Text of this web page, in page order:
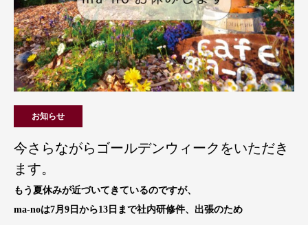
お知らせ
今さらながらゴールデンウィークをいただき
ます。
もう夏休みが近づいてきているのですが、
ma-noは7月9日から13日まで社内研修件、出張のため